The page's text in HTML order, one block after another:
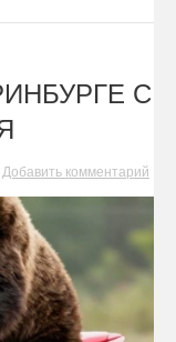
С
Добавить комментарий